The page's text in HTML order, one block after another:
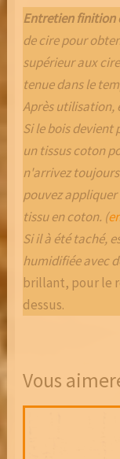
Entretien finition
de cire pour
supérieur aux
tenue dans le
Après utilisation,
Si le bois
un tissus coton
n'arrivez
pouvez
tissu en coton. (
Si il à été taché,
humidifiée avec
brillant, pour le
dessus.
Vous